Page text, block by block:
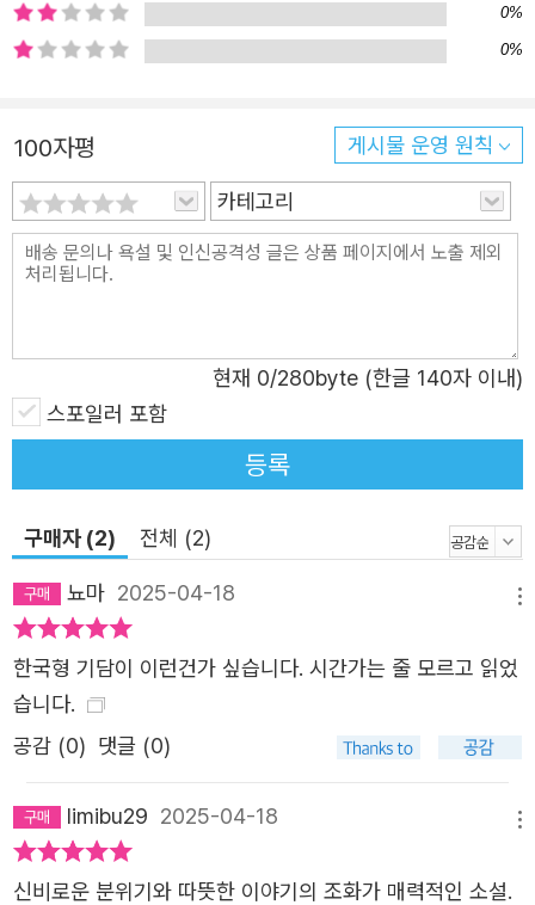
에서 은둔 중인 연극배우로 남모르게 자살을 준비하고 있다.
그런데 게스트하우스에 버려지다시피 놓인, 오래된 공중전
없는 단짝 친구와 대화를 나누게 되고, 덕분에 삶에 대한 의
욕을 서서히 회복하게 된다. 〈1950년대, 럭키 래빗스 풋〉에
서 심길용은 유튜브 채널을 운영하는 친구들의 협박에 울며
겨자 먹기로 영상 일을 돕고 있다. 그러던 어느 날 심령 스폿
촬영을 하러 호랑골동품점에 간 친구들이 슬쩍 챙겨 온 토끼
는다. 어째서일까. 〈17세기, 짚인형 제웅〉에서 채주연은 바람
을 피운 남편과 이혼한 후 스트레스성 폭식에 괴로워한다.
살이 찌자 회사 동료들의 외모 평가에 시달리면서 스트레스
는 나날이 심화된다. 그러던 중 친구와 우연히 호랑골동품점
에 방문하고, 수상해 보이는 짚인형을 구매한다. 며칠 후 짚
인형은 놓아둔 자리에서 조금씩, 아주 조금씩 움직이는 듯
보이는데……. 〈연도 불명, 콩주머니〉는 부모 없이 할머니와
함께 지내는 소하연의 이야기다. 가정폭력을 휘두르던 아버
지가 끝내 어머니를 살해하고 자살한 탓에 소하연은 학교에
서도 따돌림을 당한다. 그러던 어느 날 아버지 귀신이 나타
나 소하연마저 죽이겠다고 달려들자, 호미는 이를 막기 위해
소하연에게 알록달록한 수가 놓인 콩주머니를 건넨다. 신묘
한 힘을 지닌 콩주머니는 과연 어떠한 힘으로 소하연을 지켜
줄 수 있을까. “단 한 사람이라도 사랑을 주면, 그것만으로
세상이 참 아름답더라” 흥미진진한 전개와 깊은 여운이 담
0%
0%
100자평 게시물 운영 원칙
카테고리
현재 0/280byte (한글 140자 이내)
스포일러 포함
등록
구매자 (2) 전체 (2)
뇨마 2025-04-18
한국형 기담이 이런건가 싶습니다. 시간가는 줄 모르고 읽었
습니다.
공감 (0) 댓글 (0)
limibu29 2025-04-18
신비로운 분위기와 따뜻한 이야기의 조화가 매력적인 소설.